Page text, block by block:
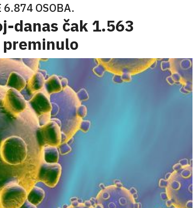
6.874 OSOBA.
danas čak 1.563
preminulo